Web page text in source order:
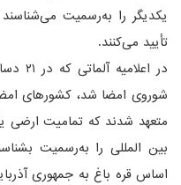
تأیید می‌کنند.
شوروی امضا شد، کشورهای
متعهد شدند که تمامیت ارضی
بین المللی را به‌رسمیت
اساس قره باغ به جمهوری